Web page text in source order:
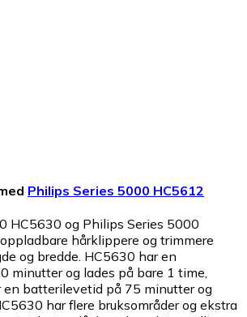
Philips Series 5000 HC5612
HC5630 og Philips Series 5000
hårklippere og trimmere
og bredde. HC5630 har en
minutter og lades på bare 1 time,
en batterilevetid på 75 minutter og
har flere bruksområder og ekstra